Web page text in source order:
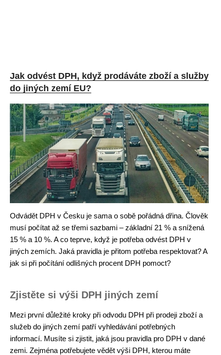
Jak odvést DPH, když prodáváte zboží a služby
do jiných zemí EU?
Odvádět DPH v Česku je sama o sobě pořádná dřina. Člověk
musí počítat až se třemi sazbami – základní 21 % a snížená
15 % a 10 %. A co teprve, když je potřeba odvést DPH v
jiných zemích. Jaká pravidla je přitom potřeba respektovat? A
jak si při počítání odlišných procent DPH pomoct?
Zjistěte si výši DPH jiných zemí
Mezi první důležité kroky při odvodu DPH při prodeji zboží a
služeb do jiných zemí patří vyhledávání potřebných
informací. Musíte si zjistit, jaká jsou pravidla pro DPH v dané
zemi. Zejména potřebujete vědět výši DPH, kterou máte